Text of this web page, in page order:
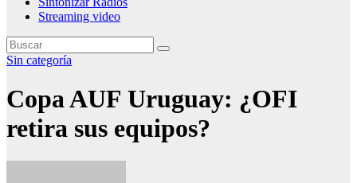
Streaming video
Sin categoría
Copa AUF Uruguay: ¿OFI
retira sus equipos?